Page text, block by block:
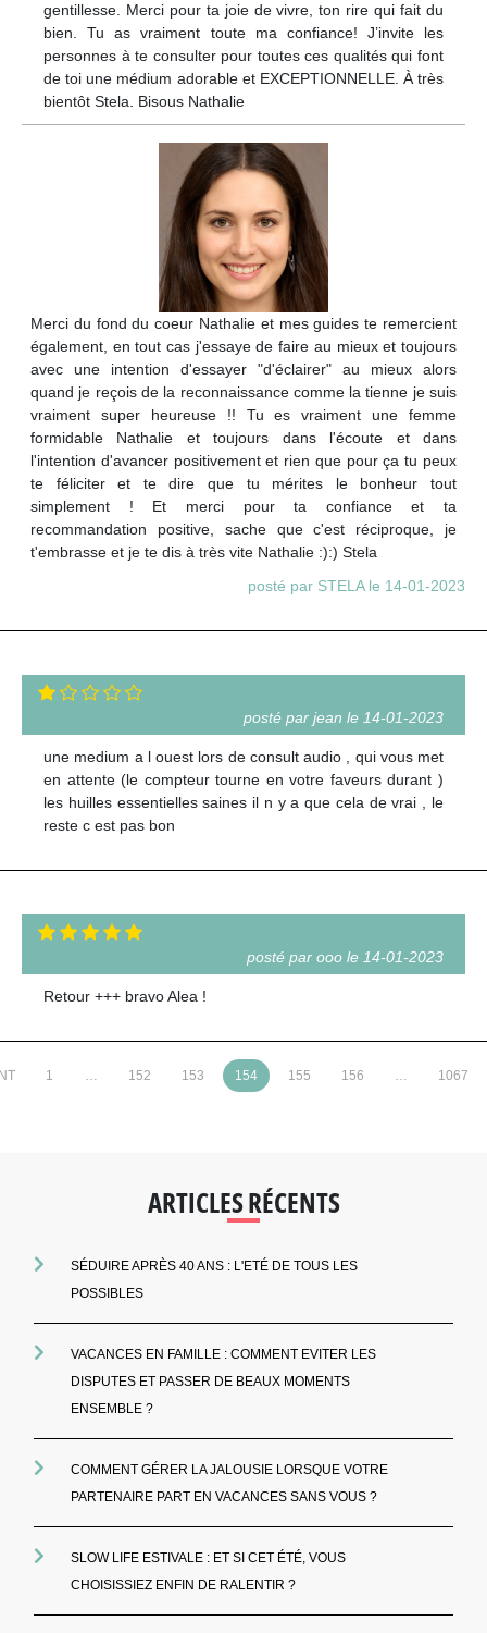
gentillesse. Merci pour ta joie de vivre, ton rire qui fait du
bien. Tu as vraiment toute ma confiance! J’invite les
personnes à te consulter pour toutes ces qualités qui font
de toi une médium adorable et EXCEPTIONNELLE. À très
bientôt Stela. Bisous Nathalie
Merci du fond du coeur Nathalie et mes guides te remercient
également, en tout cas j'essaye de faire au mieux et toujours
avec une intention d'essayer "d'éclairer" au mieux alors
quand je reçois de la reconnaissance comme la tienne je suis
vraiment super heureuse !! Tu es vraiment une femme
formidable Nathalie et toujours dans l'écoute et dans
l'intention d'avancer positivement et rien que pour ça tu peux
te féliciter et te dire que tu mérites le bonheur tout
simplement ! Et merci pour ta confiance et ta
recommandation positive, sache que c'est réciproque, je
t'embrasse et je te dis à très vite Nathalie :):) Stela
posté par STELA le 14-01-2023
posté par jean le 14-01-2023
une medium a l ouest lors de consult audio , qui vous met
en attente (le compteur tourne en votre faveurs durant )
les huilles essentielles saines il n y a que cela de vrai , le
reste c est pas bon
posté par ooo le 14-01-2023
Retour +++ bravo Alea !
1 … 152 153 154 155 156 … 1067
ARTICLES RÉCENTS
SÉDUIRE APRÈS 40 ANS : L'ETÉ DE TOUS LES
POSSIBLES
VACANCES EN FAMILLE : COMMENT EVITER LES
DISPUTES ET PASSER DE BEAUX MOMENTS
ENSEMBLE ?
COMMENT GÉRER LA JALOUSIE LORSQUE VOTRE
PARTENAIRE PART EN VACANCES SANS VOUS ?
SLOW LIFE ESTIVALE : ET SI CET ÉTÉ, VOUS
CHOISISSIEZ ENFIN DE RALENTIR ?